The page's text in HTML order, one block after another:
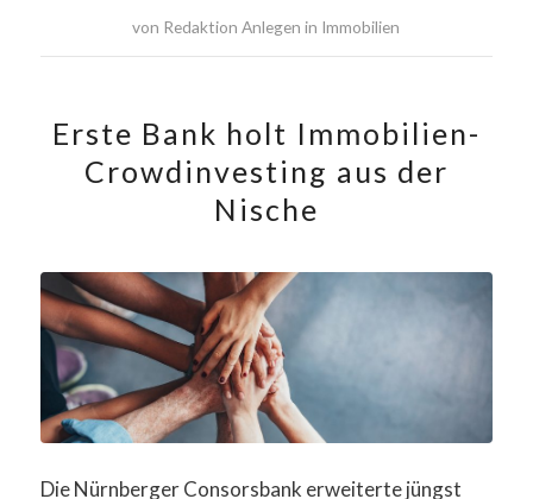
von Redaktion Anlegen in Immobilien
Erste Bank holt Immobilien-
Crowdinvesting aus der
Nische
Die Nürnberger Consorsbank erweiterte jüngst